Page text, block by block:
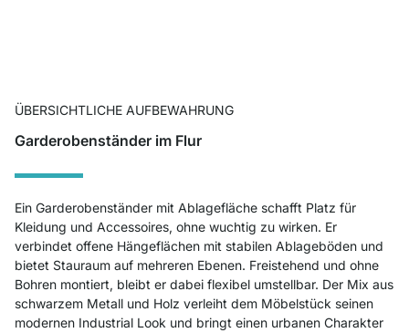
ÜBERSICHTLICHE AUFBEWAHRUNG
Garderobenständer im Flur
Ein Garderobenständer mit Ablagefläche schafft Platz für
Kleidung und Accessoires, ohne wuchtig zu wirken. Er
verbindet offene Hängeflächen mit stabilen Ablageböden und
bietet Stauraum auf mehreren Ebenen. Freistehend und ohne
Bohren montiert, bleibt er dabei flexibel umstellbar. Der Mix aus
schwarzem Metall und Holz verleiht dem Möbelstück seinen
modernen Industrial Look und bringt einen urbanen Charakter